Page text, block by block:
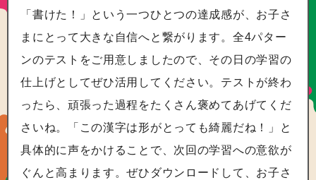
「書けた！」という一つひとつの達成感が、お子さ
まにとって大きな自信へと繋がります。全4パター
ンのテストをご用意しましたので、その日の学習の
仕上げとしてぜひ活用してください。テストが終わ
ったら、頑張った過程をたくさん褒めてあげてくだ
さいね。「この漢字は形がとっても綺麗だね！」と
具体的に声をかけることで、次回の学習への意欲が
ぐんと高まります。ぜひダウンロードして、お子さ